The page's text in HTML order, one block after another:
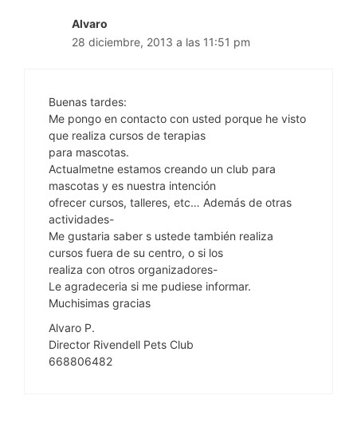
Alvaro
28 diciembre, 2013 a las 11:51 pm
Buenas tardes:
Me pongo en contacto con usted porque he visto
que realiza cursos de terapias
para mascotas.
Actualmetne estamos creando un club para
mascotas y es nuestra intención
ofrecer cursos, talleres, etc… Además de otras
actividades-
Me gustaria saber s ustede también realiza
cursos fuera de su centro, o si los
realiza con otros organizadores-
Le agradeceria si me pudiese informar.
Muchisimas gracias
Alvaro P.
Director Rivendell Pets Club
668806482